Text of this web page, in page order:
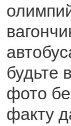
будьте
фото
факту